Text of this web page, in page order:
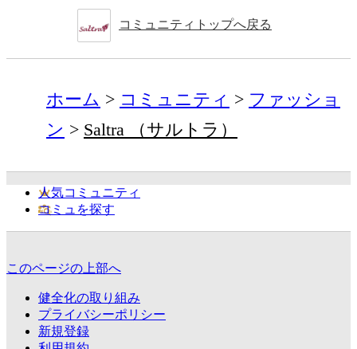
コミュニティトップへ戻る
ホーム コミュニティ
ファッショ
ン
Saltra （サルトラ）
人気コミュニティ
コミュを探す
このページの上部へ
健全化の取り組み
プライバシーポリシー
新規登録